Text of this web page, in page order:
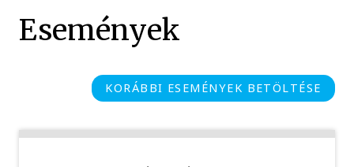
Események
KORÁBBI ESEMÉNYEK BETÖLTÉSE